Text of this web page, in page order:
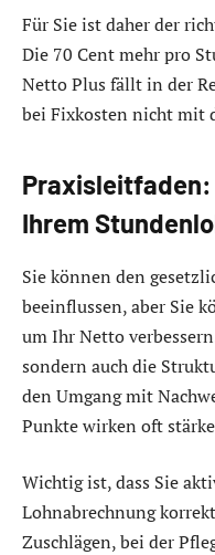
Für Sie ist daher der
Die 70 Cent mehr pro
Netto Plus fällt in der
bei Fixkosten nicht mit
Praxisleitfaden:
Ihrem
Sie können den
beeinflussen, aber Sie
um Ihr Netto
sondern auch die
den Umgang mit
Punkte wirken oft
Wichtig ist, dass Sie
Lohnabrechnung
Zuschlägen, bei der